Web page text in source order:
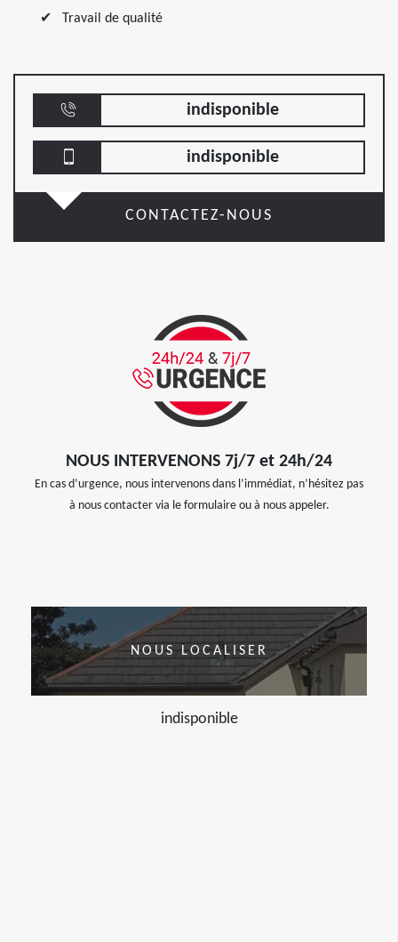
Travail de qualité
indisponible
indisponible
CONTACTEZ-NOUS
NOUS INTERVENONS 7j/7 et 24h/24
En cas d’urgence, nous intervenons dans l’immédiat, n’hésitez pas
à nous contacter via le formulaire ou à nous appeler.
NOUS LOCALISER
indisponible